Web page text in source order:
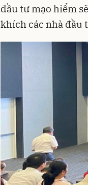
đầu tư mạo hiểm
khích các nhà đầu